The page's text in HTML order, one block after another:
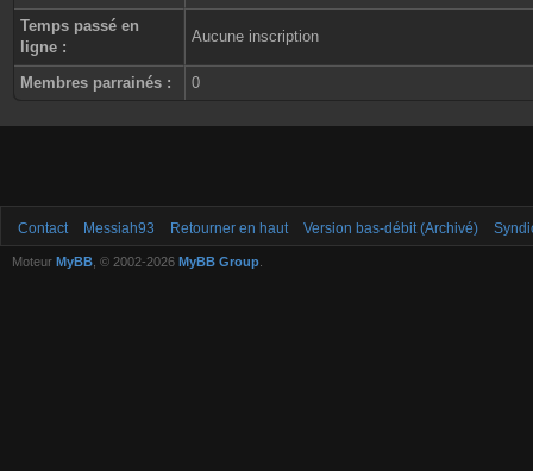
Temps passé en
ligne :
Aucune inscription
Membres parrainés : 0
Contact Messiah93 Retourner en haut Version bas-débit (Archivé)
Moteur MyBB , © 2002-2026 MyBB Group